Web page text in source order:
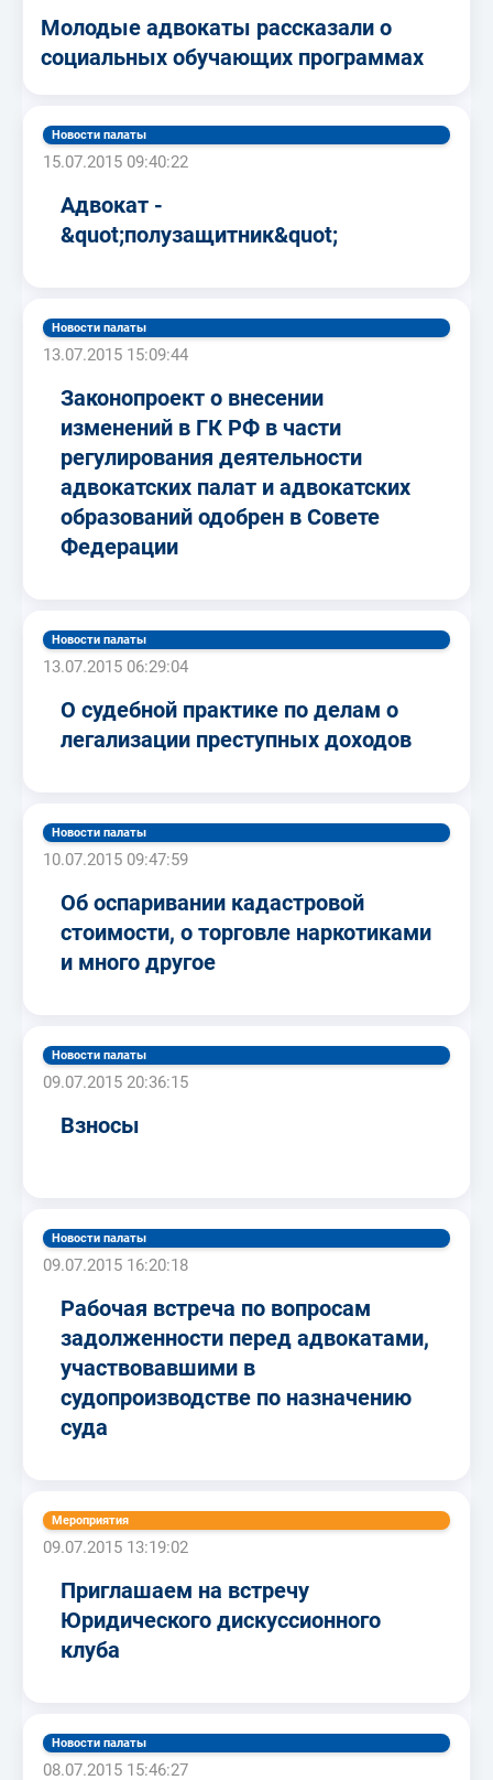
Молодые адвокаты рассказали о
социальных обучающих программах
Новости палаты
15.07.2015 09:40:22
Адвокат -
&quot;полузащитник&quot;
Новости палаты
13.07.2015 15:09:44
Законопроект о внесении
изменений в ГК РФ в части
регулирования деятельности
адвокатских палат и адвокатских
образований одобрен в Совете
Федерации
Новости палаты
13.07.2015 06:29:04
О судебной практике по делам о
легализации преступных доходов
Новости палаты
10.07.2015 09:47:59
Об оспаривании кадастровой
стоимости, о торговле наркотиками
и много другое
Новости палаты
09.07.2015 20:36:15
Взносы
Новости палаты
09.07.2015 16:20:18
Рабочая встреча по вопросам
задолженности перед адвокатами,
участвовавшими в
судопроизводстве по назначению
суда
Мероприятия
09.07.2015 13:19:02
Приглашаем на встречу
Юридического дискуссионного
клуба
Новости палаты
08.07.2015 15:46:27